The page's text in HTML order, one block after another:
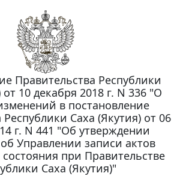
Правительства Республики
от 10 декабря 2018 г. N 336 "О
в постановление
Саха (Якутия) от 06
г. N 441 "Об утверждении
Управлении записи актов
при Правительстве
Саха (Якутия)"